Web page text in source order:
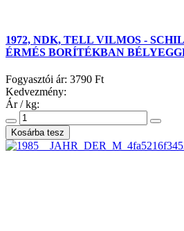
1972, NDK, TELL VILMOS -
ÉRMÉS BORÍTÉKBAN
Fogyasztói ár: 3790 Ft
Kedvezmény:
Ár / kg: